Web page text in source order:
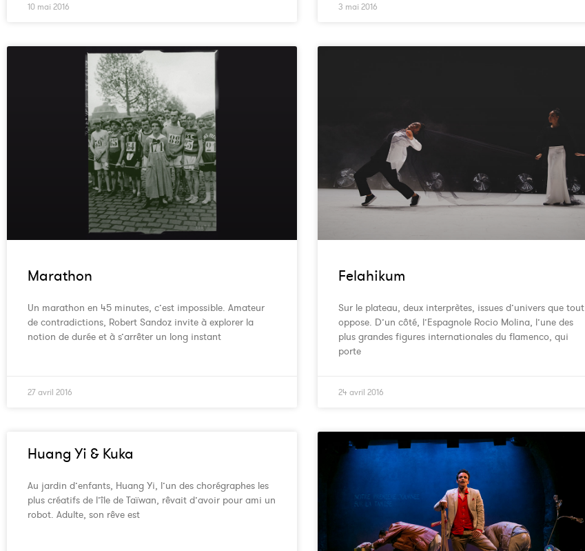
10 mai 2016 3 mai 2016
Marathon
Un marathon en 45 minutes, c’est impossible. Amateur
de contradictions, Robert Sandoz invite à explorer la
notion de durée et à s’arrêter un long instant
27 avril 2016
Felahikum
Sur le plateau, deux interprètes, issues d’univers que tout
oppose. D’un côté, l’Espagnole Rocio Molina, l’une des
plus grandes figures internationales du flamenco, qui
porte
24 avril 2016
Huang Yi & Kuka
Au jardin d’enfants, Huang Yi, l’un des chorégraphes les
plus créatifs de l’île de Taïwan, rêvait d’avoir pour ami un
robot. Adulte, son rêve est